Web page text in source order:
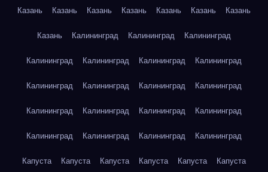
Казань Казань Казань Казань Казань Казань Казань
Казань Калининград Калининград Калининград
Калининград Калининград Калининград Калининград
Калининград Калининград Калининград Калининград
Калининград Калининград Калининград Калининград
Калининград Калининград Калининград Калининград
Капуста Капуста Капуста Капуста Капуста Капуста